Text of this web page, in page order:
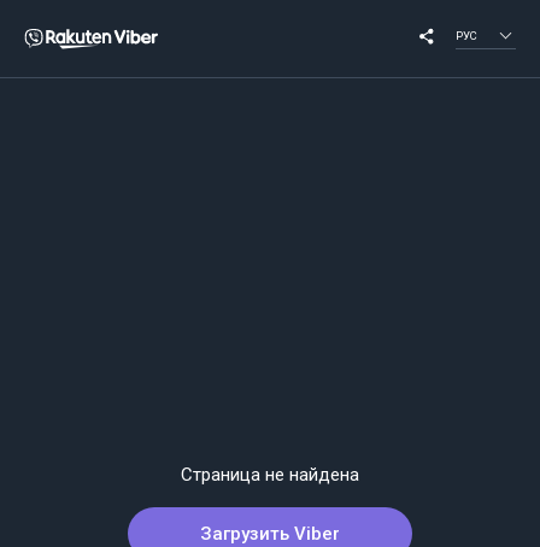
РУС
Страница не найдена
Загрузить Viber